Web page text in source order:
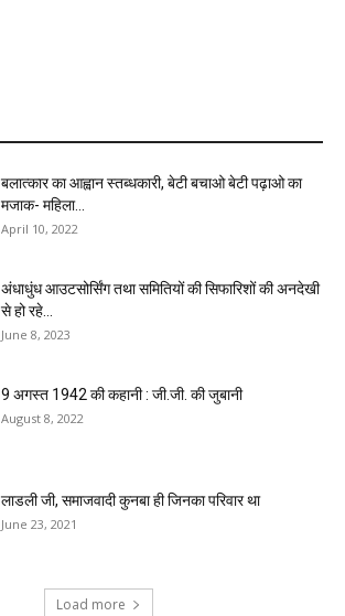
बलात्कार का आह्वान स्तब्धकारी, बेटी बचाओ बेटी पढ़ाओ का
मजाक- महिला...
April 10, 2022
अंधाधुंध आउटसोर्सिंग तथा समितियों की सिफारिशों की अनदेखी
से हो रहे...
June 8, 2023
9 अगस्त 1942 की कहानी : जी.जी. की जुबानी
August 8, 2022
लाडली जी, समाजवादी कुनबा ही जिनका परिवार था
June 23, 2021
Load more